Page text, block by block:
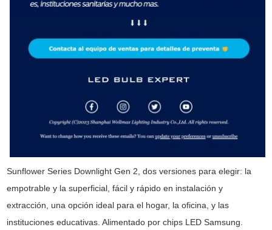
Sunflower Series Downlight Gen 2, dos versiones para elegir: la
empotrable y la superficial, fácil y rápido en instalación y
extracción, una opción ideal para el hogar, la oficina, y las
instituciones educativas. Alimentado por chips LED Samsung.